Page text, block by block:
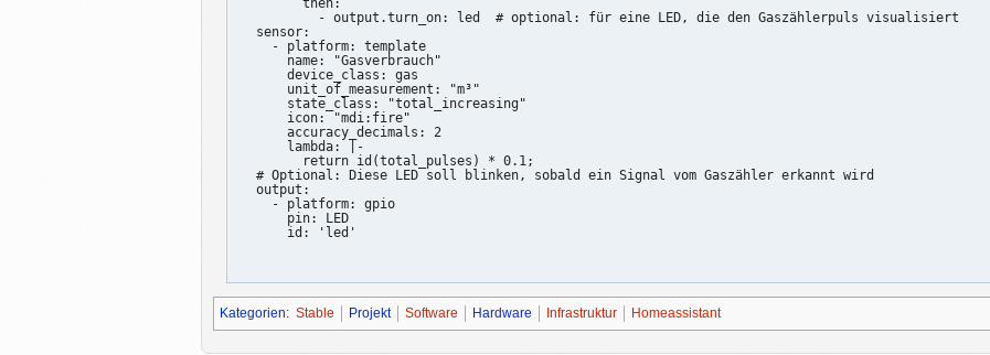
        then:
          - output.turn_on: led  # optional: für eine LED, die den Gaszählerpuls visualisiert
  sensor:
    - platform: template
      name: "Gasverbrauch"
      device_class: gas
      unit_of_measurement: "m³"
      state_class: "total_increasing"
      icon: "mdi:fire"
      accuracy_decimals: 2
      lambda: |-
        return id(total_pulses) * 0.1;
  # Optional: Diese LED soll blinken, sobald ein Signal vom Gaszähler erkannt wird
  output:
    - platform: gpio
      pin: LED
      id: 'led'
Kategorien: Stable Projekt Software Hardware Infrastruktur Homeassistant